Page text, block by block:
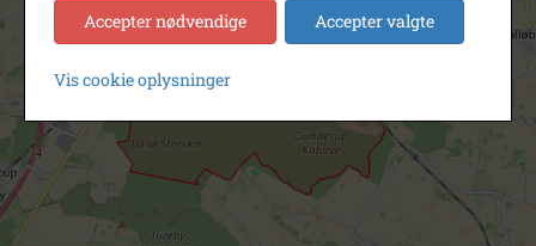
Accepter nødvendige Accepter valgte
Vis cookie oplysninger